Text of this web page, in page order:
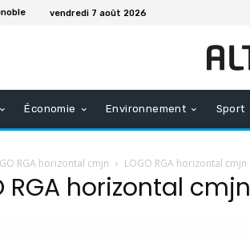
vendredi 7 août 2026
Économie Environnement Sport
RGA horizontal cmjn LOGO RGA horizontal cmjn
RGA horizontal cmjn